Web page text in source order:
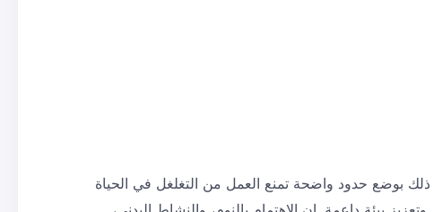
ذلك بوضع حدود واضحة تمنع العمل من التغلغل في الحياة